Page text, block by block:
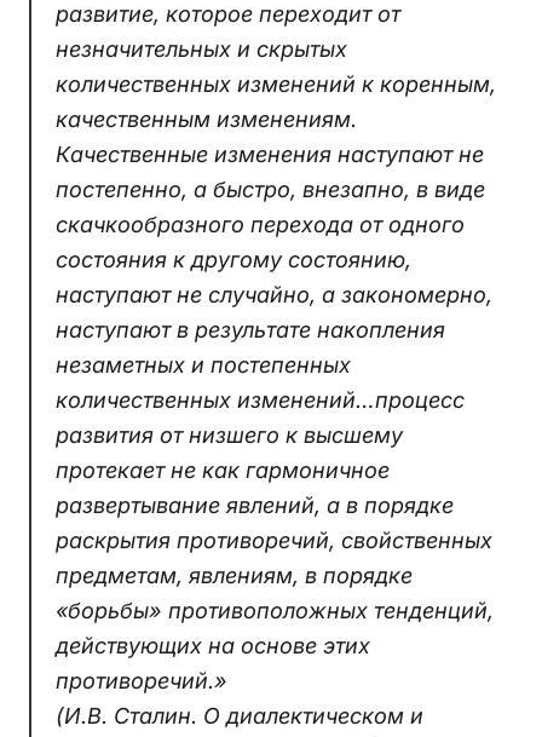
развитие, которое переходит от
незначительных и скрытых
количественных изменений к коренным,
качественным изменениям.
Качественные изменения наступают не
постепенно, а быстро, внезапно, в виде
скачкообразного перехода от одного
состояния к другому состоянию,
наступают не случайно, а закономерно,
наступают в результате накопления
незаметных и постепенных
количественных изменений…процесс
развития от низшего к высшему
протекает не как гармоничное
развертывание явлений, а в порядке
раскрытия противоречий, свойственных
предметам, явлениям, в порядке
«борьбы» противоположных тенденций,
действующих на основе этих
противоречий.»
(И.В. Сталин. О диалектическом и